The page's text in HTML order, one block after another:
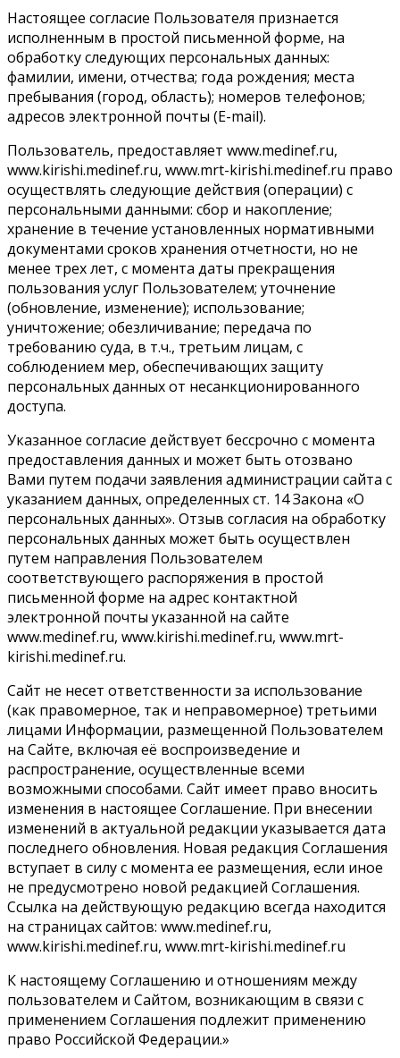
Настоящее согласие Пользователя признается
исполненным в простой письменной форме, на
обработку следующих персональных данных:
фамилии, имени, отчества; года рождения; места
пребывания (город, область); номеров телефонов;
адресов электронной почты (E-mail).
Пользователь, предоставляет www.medinef.ru,
www.kirishi.medinef.ru, www.mrt-kirishi.medinef.ru право
осуществлять следующие действия (операции) с
персональными данными: сбор и накопление;
хранение в течение установленных нормативными
документами сроков хранения отчетности, но не
менее трех лет, с момента даты прекращения
пользования услуг Пользователем; уточнение
(обновление, изменение); использование;
уничтожение; обезличивание; передача по
требованию суда, в т.ч., третьим лицам, с
соблюдением мер, обеспечивающих защиту
персональных данных от несанкционированного
доступа.
Указанное согласие действует бессрочно с момента
предоставления данных и может быть отозвано
Вами путем подачи заявления администрации сайта с
указанием данных, определенных ст. 14 Закона «О
персональных данных». Отзыв согласия на обработку
персональных данных может быть осуществлен
путем направления Пользователем
соответствующего распоряжения в простой
письменной форме на адрес контактной
электронной почты указанной на сайте
www.medinef.ru, www.kirishi.medinef.ru, www.mrt-
kirishi.medinef.ru.
Сайт не несет ответственности за использование
(как правомерное, так и неправомерное) третьими
лицами Информации, размещенной Пользователем
на Сайте, включая её воспроизведение и
распространение, осуществленные всеми
возможными способами. Сайт имеет право вносить
изменения в настоящее Соглашение. При внесении
изменений в актуальной редакции указывается дата
последнего обновления. Новая редакция Соглашения
вступает в силу с момента ее размещения, если иное
не предусмотрено новой редакцией Соглашения.
Ссылка на действующую редакцию всегда находится
на страницах сайтов: www.medinef.ru,
www.kirishi.medinef.ru, www.mrt-kirishi.medinef.ru
К настоящему Соглашению и отношениям между
пользователем и Сайтом, возникающим в связи с
применением Соглашения подлежит применению
право Российской Федерации.»